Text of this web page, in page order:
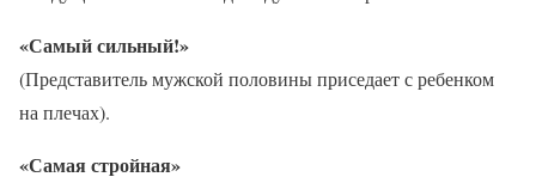
«Самый сильный!»
(Представитель мужской половины приседает с ребенком
на плечах).
«Самая стройная»